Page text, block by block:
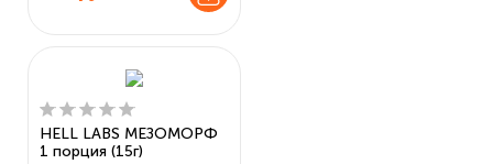
HELL LABS МЕЗОМОРФ
1 порция (15г)